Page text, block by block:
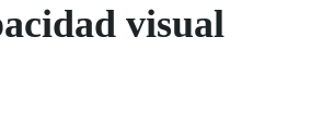
visual